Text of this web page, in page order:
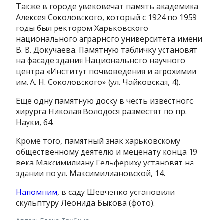
Также в городе увековечат память академика
Алексея Соколовского, который с 1924 по 1959
годы был ректором Харьковского
национального аграрного университета имени
В. В. Докучаева. Памятную табличку установят
на фасаде здания Национального научного
центра «Институт почвоведения и агрохимии
им. А. Н. Соколовского» (ул. Чайковская, 4).
Еще одну памятную доску в честь известного
хирурга Николая Володося разместят по пр.
Науки, 64.
Кроме того, памятный знак харьковскому
общественному деятелю и меценату конца 19
века Максимилиану Гельфериху установят на
здании по ул. Максимилиановской, 14.
Напомним, в саду Шевченко установили
скульптуру Леонида Быкова (фото).